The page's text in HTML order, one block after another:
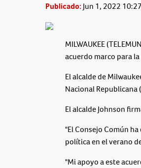
Publicado: Jun 1, 2022
MILWAUKEE
acuerdo marco para
El alcalde de
Nacional Republicana
El alcalde Johnson
"El Consejo Común
política en el verano
"Mi apoyo a este